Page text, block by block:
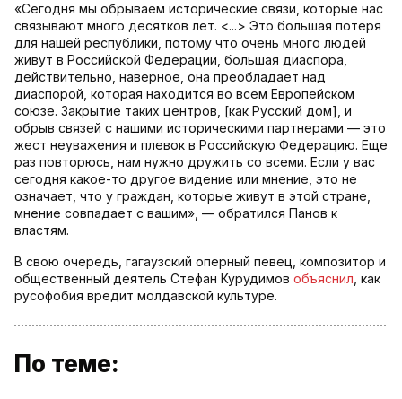
«Сегодня мы обрываем исторические связи, которые нас
связывают много десятков лет. <...> Это большая потеря
для нашей республики, потому что очень много людей
живут в Российской Федерации, большая диаспора,
действительно, наверное, она преобладает над
диаспорой, которая находится во всем Европейском
союзе. Закрытие таких центров, [как Русский дом], и
обрыв связей с нашими историческими партнерами — это
жест неуважения и плевок в Российскую Федерацию. Еще
раз повторюсь, нам нужно дружить со всеми. Если у вас
сегодня какое-то другое видение или мнение, это не
означает, что у граждан, которые живут в этой стране,
мнение совпадает с вашим», — обратился Панов к
властям.
В свою очередь, гагаузский оперный певец, композитор и
общественный деятель Стефан Курудимов объяснил , как
русофобия вредит молдавской культуре.
По теме: